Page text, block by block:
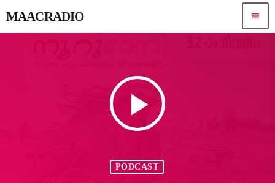
MAACRADIO menu
play_arrow
PODCAST